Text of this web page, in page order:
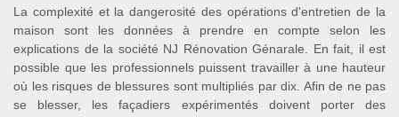
La complexité et la dangerosité des opérations d'entretien de la
maison sont les données à prendre en compte selon les
explications de la société NJ Rénovation Génarale. En fait, il est
possible que les professionnels puissent travailler à une hauteur
où les risques de blessures sont multipliés par dix. Afin de ne pas
se blesser, les façadiers expérimentés doivent porter des